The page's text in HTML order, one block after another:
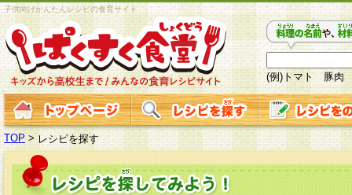
子供向けかんたんレシピの食育サイト
(例)トマト 豚肉
TOP > レシピを探す